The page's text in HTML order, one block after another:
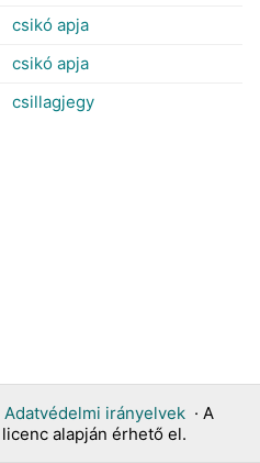
csikó apja
csikó apja
csillagjegy
Adatvédelmi irányelvek · A
licenc alapján érhető el.